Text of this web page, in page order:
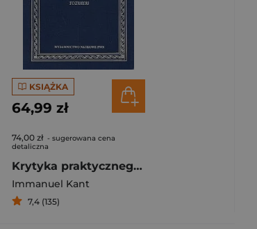
KSIĄŻKA
64,99 zł
74,00 zł - sugerowana cena
detaliczna
Krytyka praktycznego rozumu
Immanuel Kant
7,4 (135)